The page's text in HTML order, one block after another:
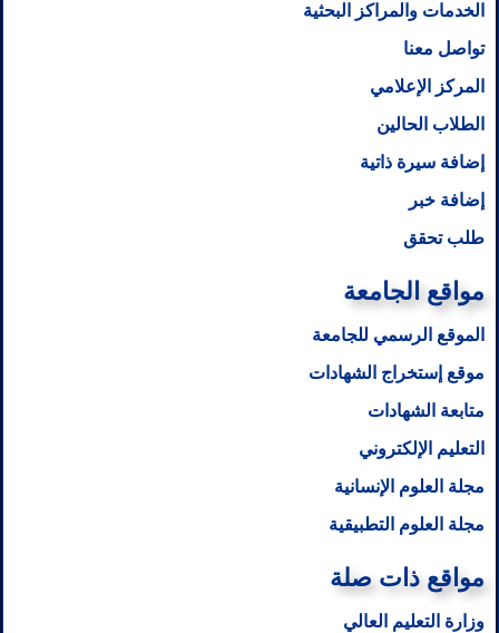
الخدمات والمراكز البحثية
تواصل معنا
المركز الإعلامي
الطلاب الحالين
إضافة سيرة ذاتية
إضافة خبر
طلب تحقق
مواقع الجامعة
الموقع الرسمي للجامعة
موقع إستخراج الشهادات
متابعة الشهادات
التعليم الإلكتروني
مجلة العلوم الإنسانية
مجلة العلوم التطبيقية
مواقع ذات صلة
وزارة التعليم العالي